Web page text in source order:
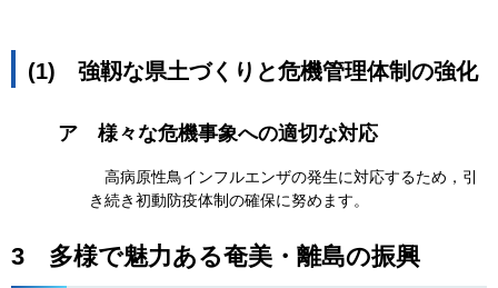
(1) 強靱な県土づくりと危機管理体制の強化
ア 様々な危機事象への適切な対応
高病原性鳥インフルエンザの発生に対応するため，引
き続き初動防疫体制の確保に努めます。
3 多様で魅力ある奄美・離島の振興